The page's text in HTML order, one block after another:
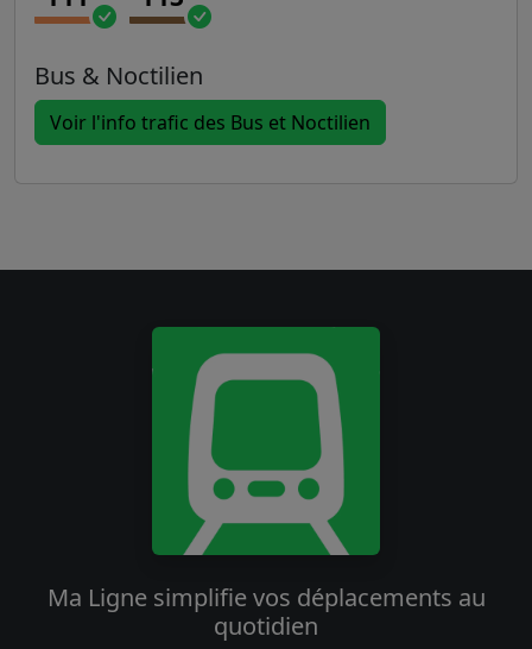
Bus & Noctilien
Voir l'info trafic des Bus et Noctilien
Ma Ligne simplifie vos déplacements au
quotidien